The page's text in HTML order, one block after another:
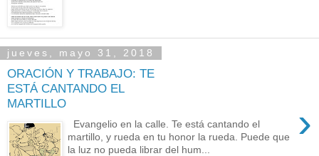
jueves, mayo 31, 2018
ORACIÓN Y TRABAJO: TE
ESTÁ CANTANDO EL
MARTILLO
›
Evangelio en la calle. Te está cantando el
martillo, y rueda en tu honor la rueda. Puede que
la luz no pueda librar del hum...